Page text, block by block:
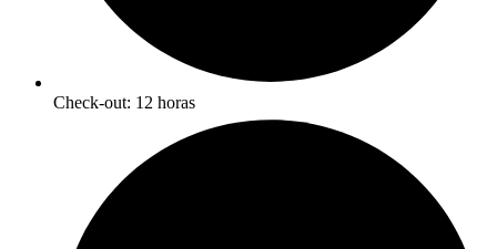
Check-out: 12 horas